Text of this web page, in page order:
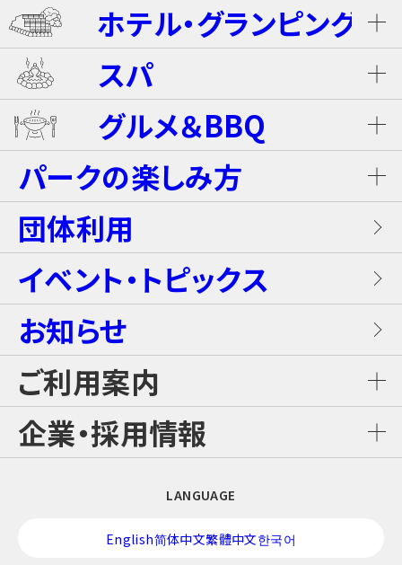
ライジング・バギー Level S
ライジング・バギー
キャンディー・カート＜1Dayパス不要＞
ブラスター・バトルフィールド
ワイルド・カヌー
スカイジャングル スリルコース
スカイジャングル ファンコース
スカイジャングル ジップライン
ウォータースライダー
プール
屋内キッズプール
レンタル席
フード
おすすめチケット
ホテル・グランピング
ホテル ザ・ネスタ＆スパ
グランピングキャビン
プレミアテラス
メゾネットスイートヴィラ
ロイヤルスイートヴィラ
カジュアルコテージ
スパ
温泉
岩盤浴（着衣サウナ）
お食事
施設案内
ご利用料金
グルメ＆BBQ
ホテルブッフェ(朝食・夕食)
ALL DAY DINING GRANDISH
GLAMP BBQ
GLAMP LUNCH
日本料理 さざんか
酒バー はりま
パークの楽しみ方
【団体向け！】労働組合ファミリー交流イベ
ントプラン
アクティブ・プラン
雨の日プラン
修学旅行プラン！
団体利用
イベント・トピックス
お知らせ
ご利用案内
チケット購入・料金案内
企業・採用情報
LANGUAGE
English简体中文繁體中文한국어